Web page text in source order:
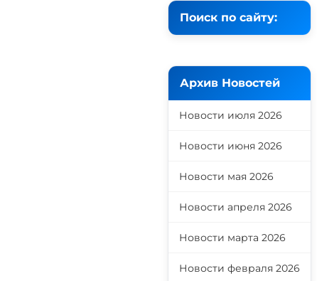
Поиск по сайту:
Архив Новостей
Новости июля 2026
Новости июня 2026
Новости мая 2026
Новости апреля 2026
Новости марта 2026
Новости февраля 2026